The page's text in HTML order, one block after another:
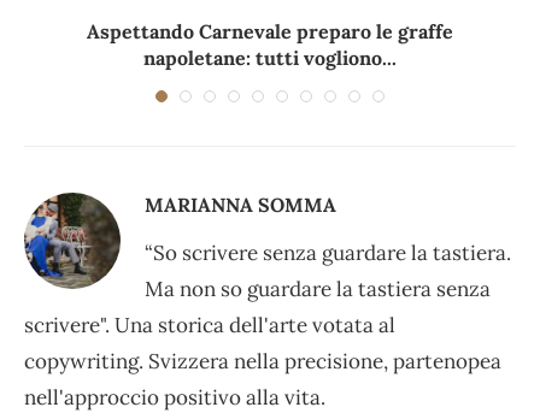
Aspettando Carnevale preparo le graffe
napoletane: tutti vogliono...
MARIANNA SOMMA
“So scrivere senza guardare la tastiera.
Ma non so guardare la tastiera senza
scrivere". Una storica dell'arte votata al
copywriting. Svizzera nella precisione, partenopea
nell'approccio positivo alla vita.